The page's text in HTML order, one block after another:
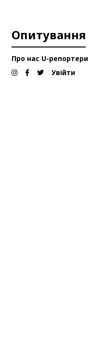
Опитування
Про нас U-репортери
Увійти